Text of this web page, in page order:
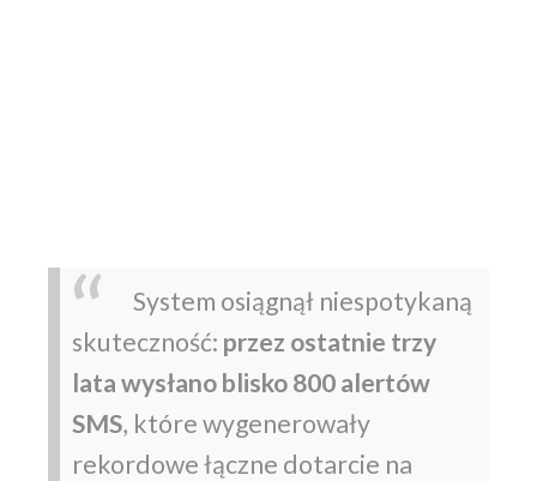
System osiągnął niespotykaną
skuteczność: przez ostatnie trzy
lata wysłano blisko 800 alertów
SMS, które wygenerowały
rekordowe łączne dotarcie na